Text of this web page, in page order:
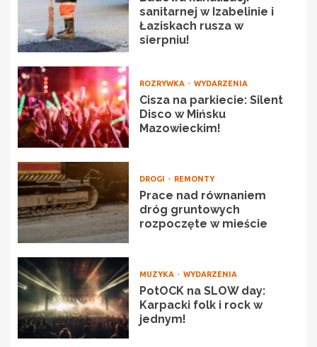
sanitarnej w Izabelinie i
Łaziskach rusza w
sierpniu!
ROZRYWKA WYDARZENIA
Cisza na parkiecie: Silent
Disco w Mińsku
Mazowieckim!
DROGI REMONTY
Prace nad równaniem
dróg gruntowych
rozpoczęte w mieście
MUZYKA WYDARZENIA
PotOCK na SLOW day:
Karpacki folk i rock w
jednym!